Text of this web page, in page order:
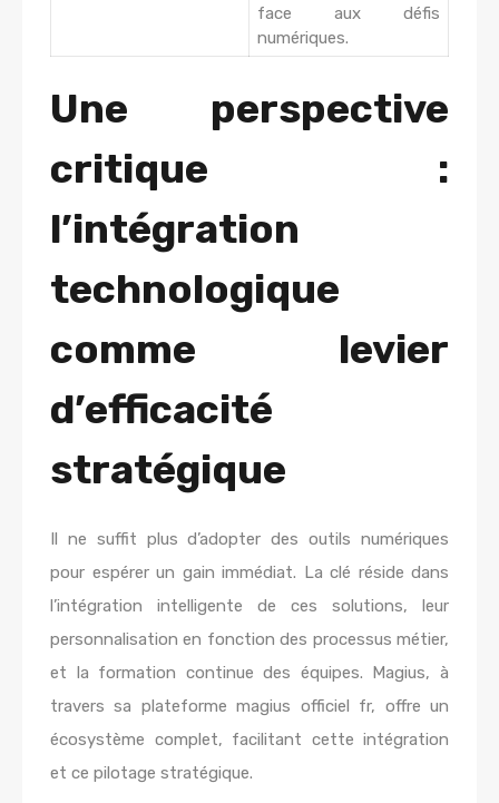
face aux défis
numériques.
Une perspective
critique :
l’intégration
technologique
comme levier
d’efficacité
stratégique
Il ne suffit plus d’adopter des outils numériques
pour espérer un gain immédiat. La clé réside dans
l’intégration intelligente de ces solutions, leur
personnalisation en fonction des processus métier,
et la formation continue des équipes. Magius, à
travers sa plateforme magius officiel fr, offre un
écosystème complet, facilitant cette intégration
et ce pilotage stratégique.